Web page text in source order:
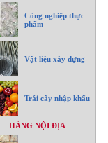
Công nghiệp thực
phẩm
Vật liệu xây dựng
Trái cây nhập khẩu
HÀNG NỘI ĐỊA